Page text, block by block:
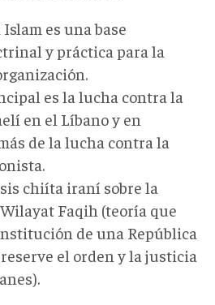
es una base
y práctica para la
es la lucha contra la
en el Líbano y en
de la lucha contra la
chiíta iraní sobre la
Faqih (teoría que
de una República
el orden y la justicia